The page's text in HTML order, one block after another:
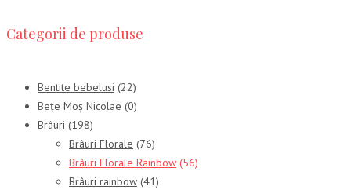
Categorii de produse
Bentite bebelusi (22)
Bețe Moș Nicolae (0)
Brâuri (198)
Brâuri Florale (76)
Brâuri Florale Rainbow (56)
Brâuri rainbow (41)